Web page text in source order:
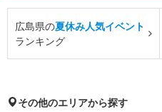
広島県の夏休み人気イベント
ランキング
その他のエリアから探す